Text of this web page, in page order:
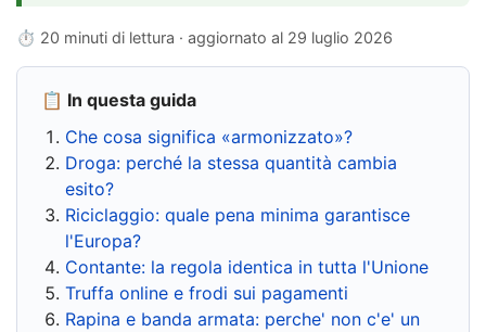
⏱ 20 minuti di lettura · aggiornato al 29 luglio 2026
📋 In questa guida
Che cosa significa «armonizzato»?
Droga: perché la stessa quantità cambia
esito?
Riciclaggio: quale pena minima garantisce
l'Europa?
Contante: la regola identica in tutta l'Unione
Truffa online e frodi sui pagamenti
Rapina e banda armata: perche' non c'e' un